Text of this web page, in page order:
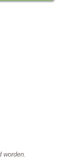
worden.